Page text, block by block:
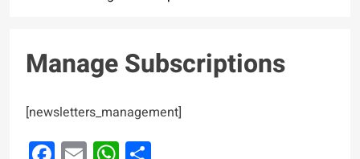
Manage Subscriptions
[newsletters_management]